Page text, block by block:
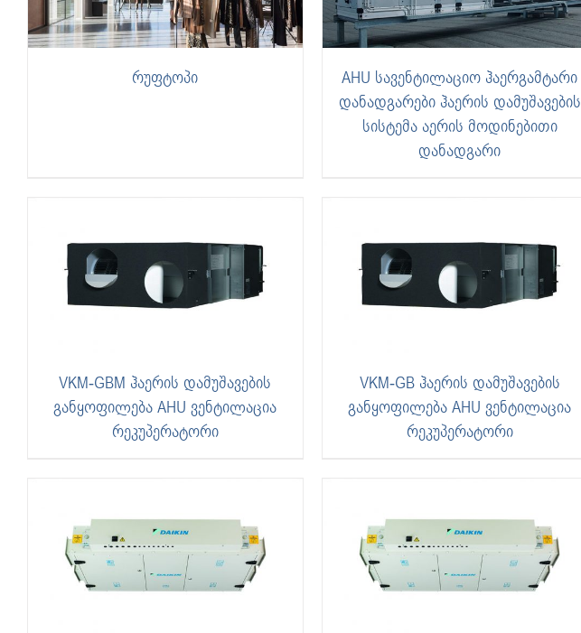
რუფტოპი
AHU სავენტილაციო ჰაერგამტარი
დანადგარები ჰაერის დამუშავების
სისტემა აერის მოდინებითი
დანადგარი
VKM-GBM ჰაერის დამუშავების
განყოფილება AHU ვენტილაცია
რეკუპერატორი
VKM-GB ჰაერის დამუშავების
განყოფილება AHU ვენტილაცია
რეკუპერატორი